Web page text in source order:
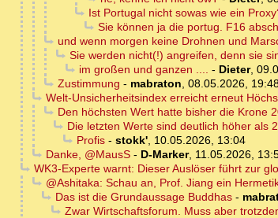
Ist Portugal nicht sowas wie ein
Sie können ja die portug. F16
und wenn morgen keine Drohnen und
Sie werden nicht(!) angreifen, denn sie
im großen und ganzen .... - Dieter,
Zustimmung - mabraton, 08.05.2026,
Welt-Unsicherheitsindex erreicht erneut
Den höchsten Wert hatte bisher die Krone
Die letzten Werte sind deutlich höher als
Profis- stokk', 10.05.2026, 13:04
Danke, @MausS- D-Marker, 11.05.2026,
WK3-Experte warnt: Dieser Auslöser führt zur
@Ashitaka: Schau an, Prof. Jiang ein
Das ist die Grundaussage Buddhas-
Zwar Wirtschaftsforum. Muss aber